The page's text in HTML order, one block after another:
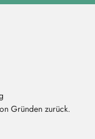
Gründen zurück.